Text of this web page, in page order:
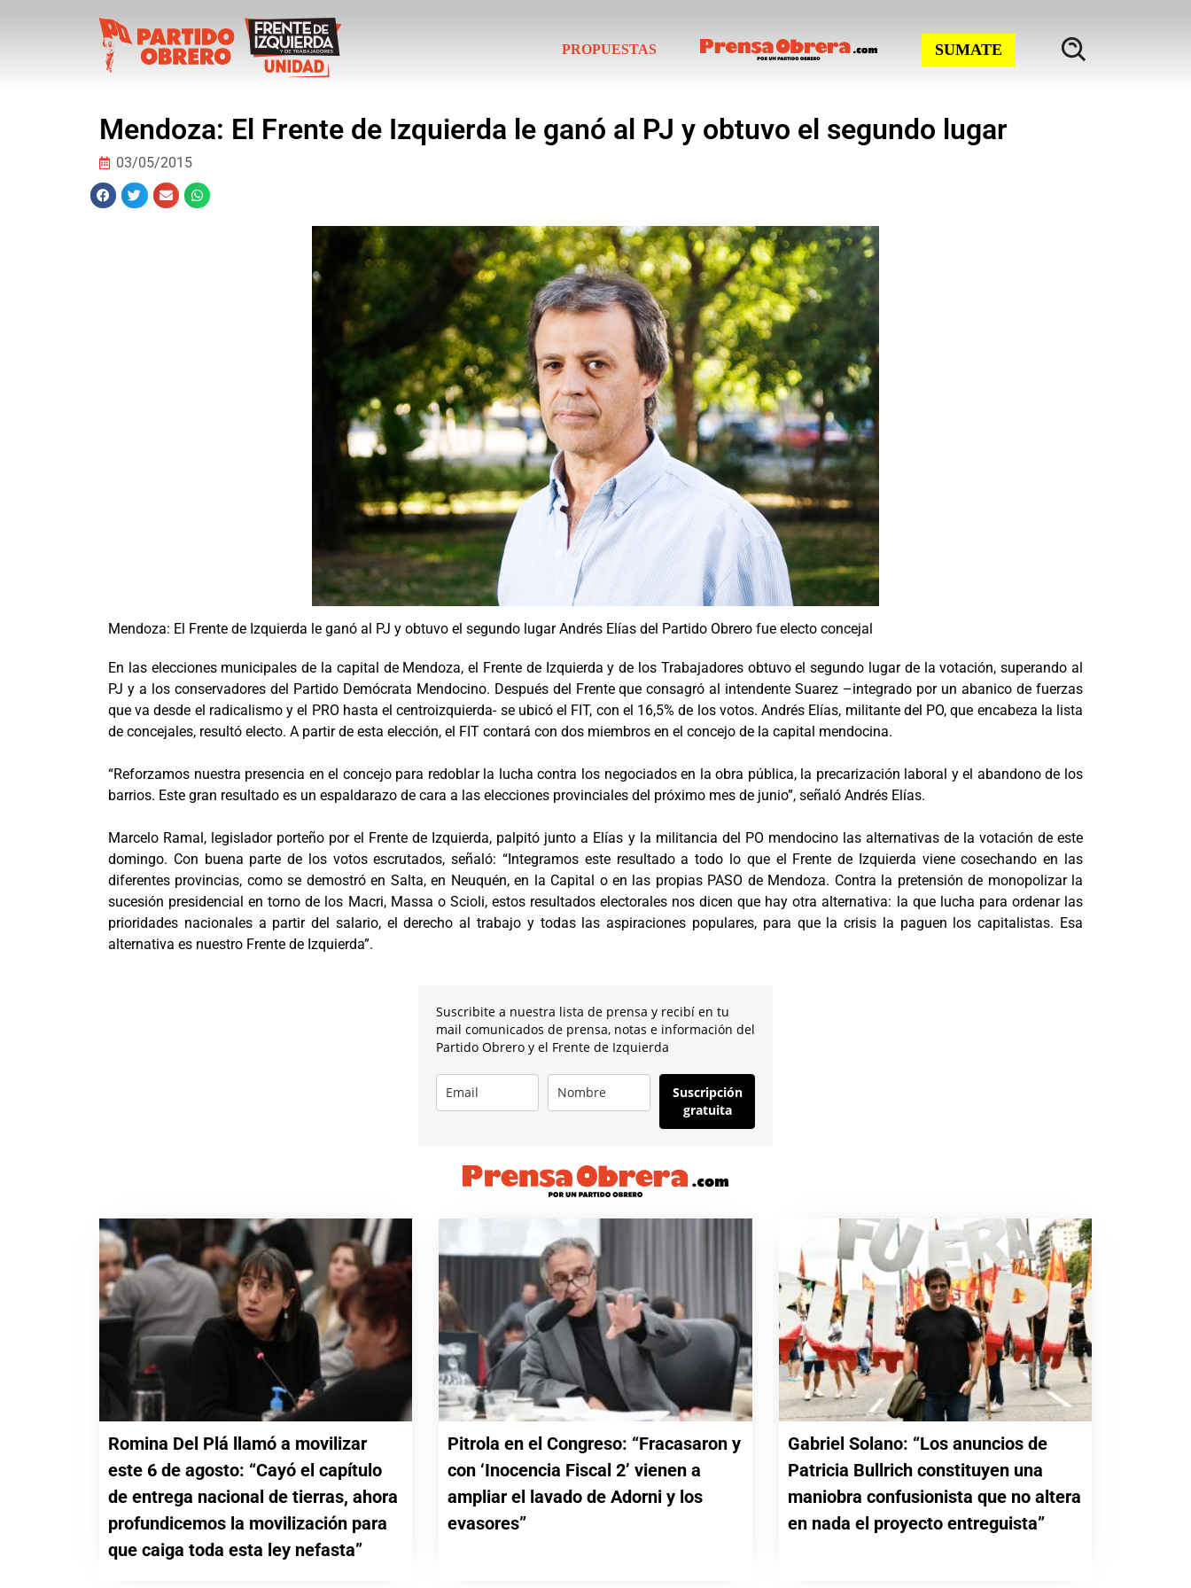
PROPUESTAS SUMATE
Mendoza: El Frente de Izquierda le ganó al PJ y obtuvo el segundo lugar
03/05/2015
Mendoza: El Frente de Izquierda le ganó al PJ y obtuvo el segundo lugar Andrés Elías del Partido Obrero fue electo concejal
En las elecciones municipales de la capital de Mendoza, el Frente de Izquierda y de los Trabajadores obtuvo el segundo lugar de la votación, superando al
PJ y a los conservadores del Partido Demócrata Mendocino. Después del Frente que consagró al intendente Suarez –integrado por un abanico de fuerzas
que va desde el radicalismo y el PRO hasta el centroizquierda- se ubicó el FIT, con el 16,5% de los votos. Andrés Elías, militante del PO, que encabeza la lista
de concejales, resultó electo. A partir de esta elección, el FIT contará con dos miembros en el concejo de la capital mendocina.
“Reforzamos nuestra presencia en el concejo para redoblar la lucha contra los negociados en la obra pública, la precarización laboral y el abandono de los
barrios. Este gran resultado es un espaldarazo de cara a las elecciones provinciales del próximo mes de junio”, señaló Andrés Elías.
Marcelo Ramal, legislador porteño por el Frente de Izquierda, palpitó junto a Elías y la militancia del PO mendocino las alternativas de la votación de este
domingo. Con buena parte de los votos escrutados, señaló: “Integramos este resultado a todo lo que el Frente de Izquierda viene cosechando en las
diferentes provincias, como se demostró en Salta, en Neuquén, en la Capital o en las propias PASO de Mendoza. Contra la pretensión de monopolizar la
sucesión presidencial en torno de los Macri, Massa o Scioli, estos resultados electorales nos dicen que hay otra alternativa: la que lucha para ordenar las
prioridades nacionales a partir del salario, el derecho al trabajo y todas las aspiraciones populares, para que la crisis la paguen los capitalistas. Esa
alternativa es nuestro Frente de Izquierda”.
Suscribite a nuestra lista de prensa y recibí en tu
mail comunicados de prensa, notas e información del
Partido Obrero y el Frente de Izquierda
Suscripción
gratuita
Romina Del Plá llamó a movilizar
este 6 de agosto: “Cayó el capítulo
de entrega nacional de tierras, ahora
profundicemos la movilización para
que caiga toda esta ley nefasta”
Pitrola en el Congreso: “Fracasaron y
con ‘Inocencia Fiscal 2’ vienen a
ampliar el lavado de Adorni y los
evasores”
Gabriel Solano: “Los anuncios de
Patricia Bullrich constituyen una
maniobra confusionista que no altera
en nada el proyecto entreguista”